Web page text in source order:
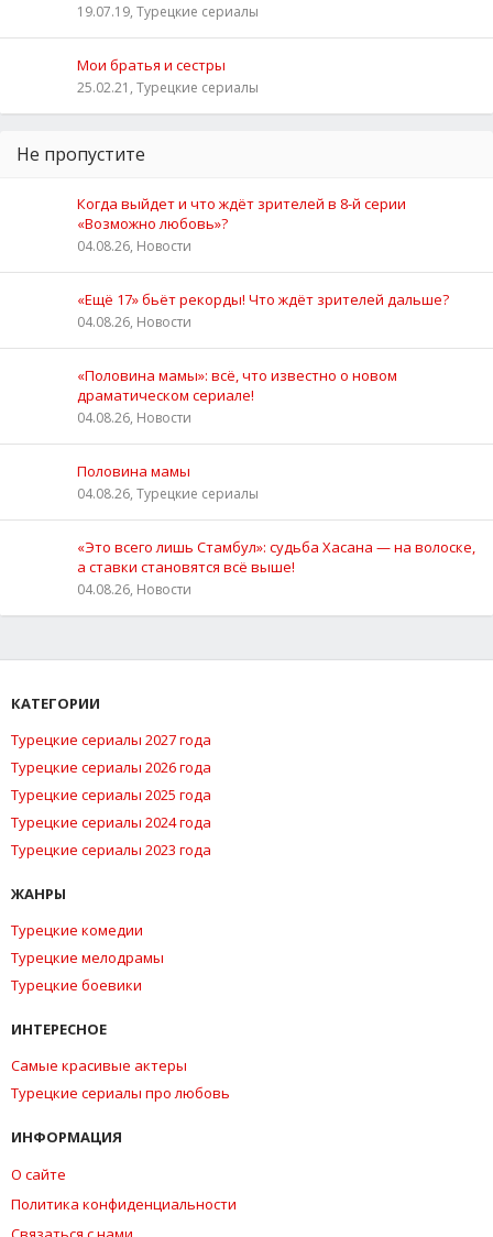
19.07.19, Турецкие сериалы
Мои братья и сестры
25.02.21, Турецкие сериалы
Не пропустите
Когда выйдет и что ждёт зрителей в 8-й серии
«Возможно любовь»?
04.08.26, Новости
«Ещё 17» бьёт рекорды! Что ждёт зрителей дальше?
04.08.26, Новости
«Половина мамы»: всё, что известно о новом
драматическом сериале!
04.08.26, Новости
Половина мамы
04.08.26, Турецкие сериалы
«Это всего лишь Стамбул»: судьба Хасана — на волоске,
а ставки становятся всё выше!
04.08.26, Новости
КАТЕГОРИИ
Турецкие сериалы 2027 года
Турецкие сериалы 2026 года
Турецкие сериалы 2025 года
Турецкие сериалы 2024 года
Турецкие сериалы 2023 года
ЖАНРЫ
Турецкие комедии
Турецкие мелодрамы
Турецкие боевики
ИНТЕРЕСНОЕ
Самые красивые актеры
Турецкие сериалы про любовь
ИНФОРМАЦИЯ
О сайте
Политика конфиденциальности